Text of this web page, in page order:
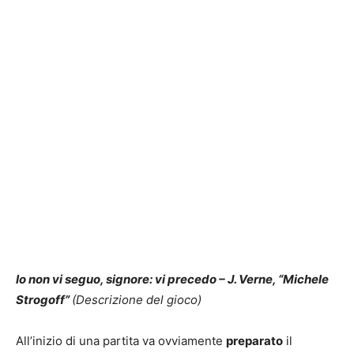
Io non vi seguo, signore: vi precedo– J. Verne, “Michele
Strogoff”(Descrizione del gioco)
All’inizio di una partita va ovviamente preparato il